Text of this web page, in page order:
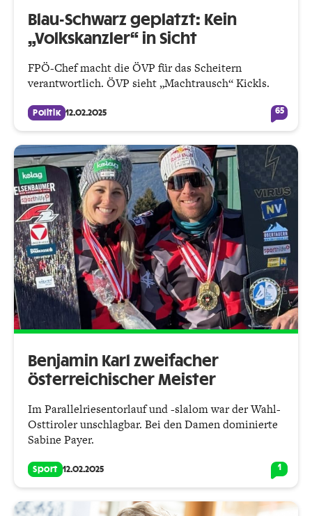
Blau-Schwarz geplatzt: Kein
„Volkskanzler“ in Sicht
FPÖ-Chef macht die ÖVP für das Scheitern
verantwortlich. ÖVP sieht „Machtrausch“ Kickls.
Politik 12.02.2025 65
Benjamin Karl zweifacher
österreich­­ischer Meister
Im Parallelriesentorlauf und -slalom war der Wahl-
Osttiroler unschlagbar. Bei den Damen dominierte
Sabine Payer.
Sport 12.02.2025 1